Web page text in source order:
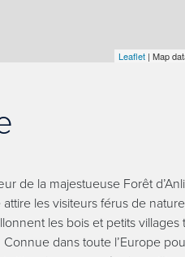
Leaflet | Map
de la majestueuse Forêt
les visiteurs férus de
les bois et petits
Connue dans toute l’Europe